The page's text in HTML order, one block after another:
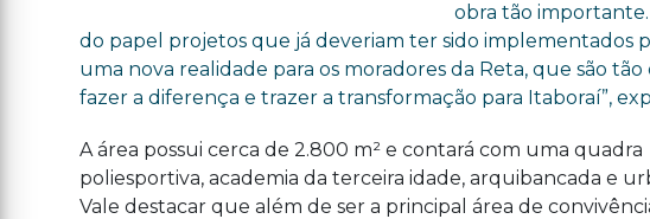
obra tão
do papel projetos que já deveriam ter sido implementados
uma nova realidade para os moradores da Reta, que são
fazer a diferença e trazer a transformação para Itaboraí”,
A área possui cerca de 2.800 m² e contará com uma quadra
poliesportiva, academia da terceira idade, arquibancada e
Vale destacar que além de ser a principal área de